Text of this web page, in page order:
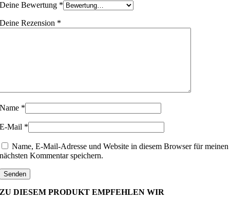
Deine Bewertung *
Deine Rezension *
Name *
E-Mail *
Name, E-Mail-Adresse und Website in diesem Browser für meinen
nächsten Kommentar speichern.
ZU DIESEM PRODUKT EMPFEHLEN WIR